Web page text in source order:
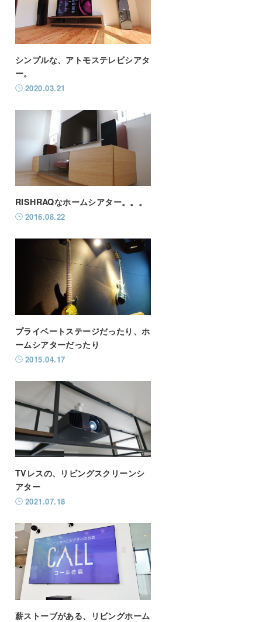
シンプルな、アトモステレビシアタ
ー。
2020.03.21
RISHRAQなホームシアター。。。
2016.08.22
プライベートステージだったり、ホ
ームシアターだったり
2015.04.17
TVレスの、リビングスクリーンシ
アター
2021.07.18
薪ストーブがある、リビングホーム